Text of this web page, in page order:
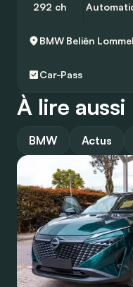
292 ch
BMW Beliën Lommel
Car-Pass
À lire aussi
BMW Actus